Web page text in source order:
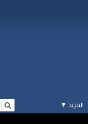
المزيد ▼